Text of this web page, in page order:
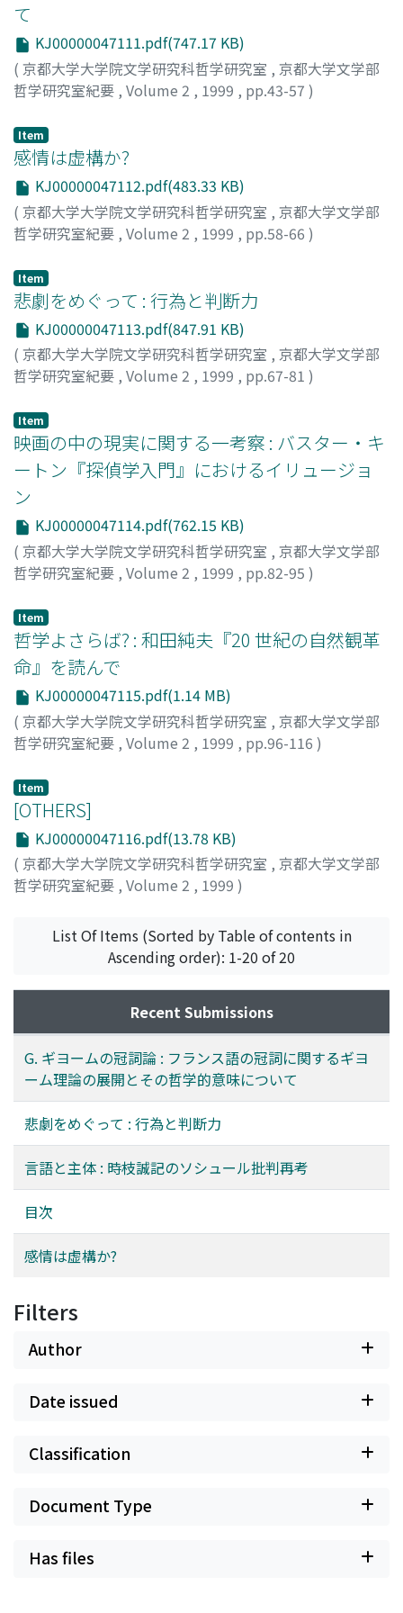
て
KJ00000047111.pdf(747.17 KB)
( 京都大学大学院文学研究科哲学研究室 , 京都大学文学部
哲学研究室紀要 , Volume 2 , 1999 , pp.43-57 )
Item
感情は虚構か?
KJ00000047112.pdf(483.33 KB)
( 京都大学大学院文学研究科哲学研究室 , 京都大学文学部
哲学研究室紀要 , Volume 2 , 1999 , pp.58-66 )
Item
悲劇をめぐって : 行為と判断力
KJ00000047113.pdf(847.91 KB)
( 京都大学大学院文学研究科哲学研究室 , 京都大学文学部
哲学研究室紀要 , Volume 2 , 1999 , pp.67-81 )
Item
映画の中の現実に関する一考察 : バスター・キ
ートン『探偵学入門』におけるイリュージョ
ン
KJ00000047114.pdf(762.15 KB)
( 京都大学大学院文学研究科哲学研究室 , 京都大学文学部
哲学研究室紀要 , Volume 2 , 1999 , pp.82-95 )
Item
哲学よさらば? : 和田純夫『20 世紀の自然観革
命』を読んで
KJ00000047115.pdf(1.14 MB)
( 京都大学大学院文学研究科哲学研究室 , 京都大学文学部
哲学研究室紀要 , Volume 2 , 1999 , pp.96-116 )
Item
[OTHERS]
KJ00000047116.pdf(13.78 KB)
( 京都大学大学院文学研究科哲学研究室 , 京都大学文学部
哲学研究室紀要 , Volume 2 , 1999 )
List Of Items (Sorted by Table of contents in
Ascending order): 1-20 of 20
Recent Submissions
G. ギヨームの冠詞論 : フランス語の冠詞に関するギヨ
ーム理論の展開とその哲学的意味について
悲劇をめぐって : 行為と判断力
言語と主体 : 時枝誠記のソシュール批判再考
目次
感情は虚構か?
Filters
Author
Date issued
Classification
Document Type
Has files